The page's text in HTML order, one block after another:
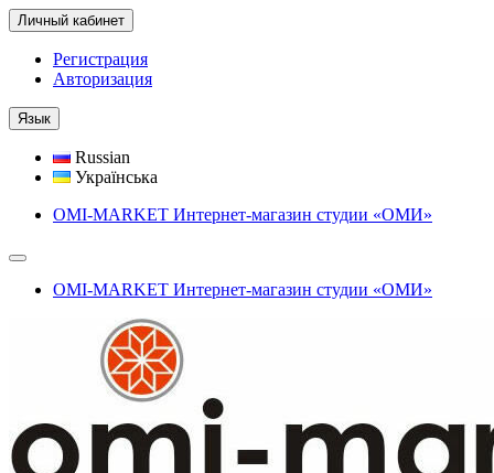
Личный кабинет
Регистрация
Авторизация
Язык
Russian
Українська
OMI-MARKET Интернет-магазин студии «ОМИ»
OMI-MARKET Интернет-магазин студии «ОМИ»